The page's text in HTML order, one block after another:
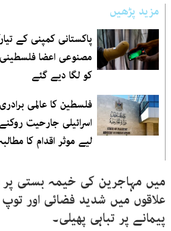
مزید پڑھیں
پاکستانی کمپنی کے
مصنوعی اعضا
کو لگا دیے گئے
فلسطین کا عالمی
اسرائیلی جارحیت
لیے موثر اقدام کا
میں مہاجرین کی خیمہ بستی
علاقوں میں شدید فضائی
پیمانے پر تباہی پھیلی۔